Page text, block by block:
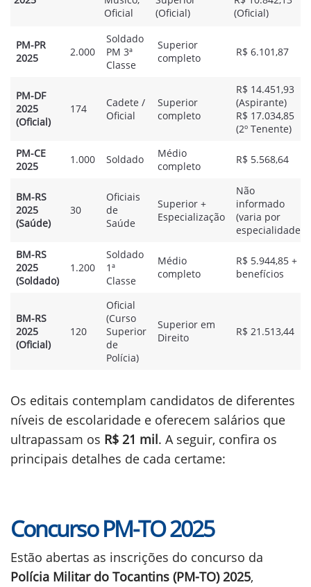
Oficial
(Oficial)
(Oficial)
PM-PR
2025
2.000
Soldado
PM 3ª
Classe
Superior
completo
R$ 6.101,87
PM-DF
2025
(Oficial)
174
Cadete /
Oficial
Superior
completo
R$ 14.451,93
(Aspirante)
R$ 17.034,85
(2º Tenente)
PM-CE
2025
1.000 Soldado
Médio
completo
R$ 5.568,64
BM-RS
2025
(Saúde)
30
Oficiais
de
Saúde
Superior +
Especialização
Não
informado
(varia por
especialidade)
BM-RS
2025
(Soldado)
1.200
Soldado
1ª
Classe
Médio
completo
R$ 5.944,85 +
benefícios
BM-RS
2025
(Oficial)
120
Oficial
(Curso
Superior
de
Polícia)
Superior em
Direito
R$ 21.513,44
Os editais contemplam candidatos de diferentes
níveis de escolaridade e oferecem salários que
ultrapassam os R$ 21 mil. A seguir, confira os
principais detalhes de cada certame:
Concurso PM-TO 2025
Estão abertas as inscrições do concurso da
Polícia Militar do Tocantins (PM-TO) 2025,